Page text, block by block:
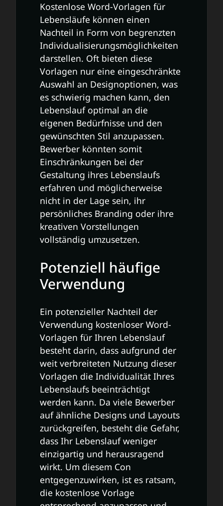
Kostenlose Word-Vorlagen für
Lebensläufe können einen
Nachteil in Form von begrenzten
Individualisierungsmöglichkeiten
darstellen. Oft bieten diese
Vorlagen nur eine eingeschränkte
Auswahl an Designoptionen, was
es schwierig machen kann, den
Lebenslauf optimal an die
eigenen Bedürfnisse und den
gewünschten Stil anzupassen.
Bewerber könnten somit
Einschränkungen bei der
Gestaltung ihres Lebenslaufs
erfahren und möglicherweise
nicht in der Lage sein, ihr
persönliches Branding oder ihre
kreativen Vorstellungen
vollständig umzusetzen.
Potenziell häufige
Verwendung
Ein potenzieller Nachteil der
Verwendung kostenloser Word-
Vorlagen für Ihren Lebenslauf
besteht darin, dass aufgrund der
weit verbreiteten Nutzung dieser
Vorlagen die Individualität Ihres
Lebenslaufs beeinträchtigt
werden kann. Da viele Bewerber
auf ähnliche Designs und Layouts
zurückgreifen, besteht die Gefahr,
dass Ihr Lebenslauf weniger
einzigartig und herausragend
wirkt. Um diesem Con
entgegenzuwirken, ist es ratsam,
die kostenlose Vorlage